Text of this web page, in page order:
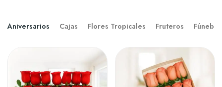
Aniversarios Cajas Flores Tropicales Fruteros